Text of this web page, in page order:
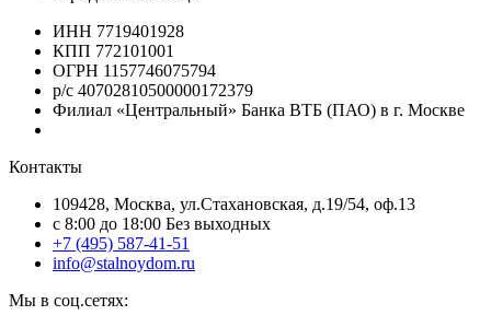
ИНН 7719401928
КПП 772101001
ОГРН 1157746075794
р/с 40702810500000172379
Филиал «Центральный» Банка ВТБ (ПАО) в г. Москве
Контакты
109428, Москва, ул.Стахановская, д.19/54, оф.13
c 8:00 до 18:00 Без выходных
+7 (495) 587-41-51
info@stalnoydom.ru
Мы в соц.сетях: